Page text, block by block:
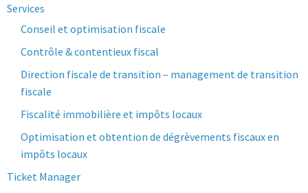
Services
Conseil et optimisation fiscale
Contrôle & contentieux fiscal
Direction fiscale de transition – management de transition
fiscale
Fiscalité immobilière et impôts locaux
Optimisation et obtention de dégrèvements fiscaux en
impôts locaux
Ticket Manager